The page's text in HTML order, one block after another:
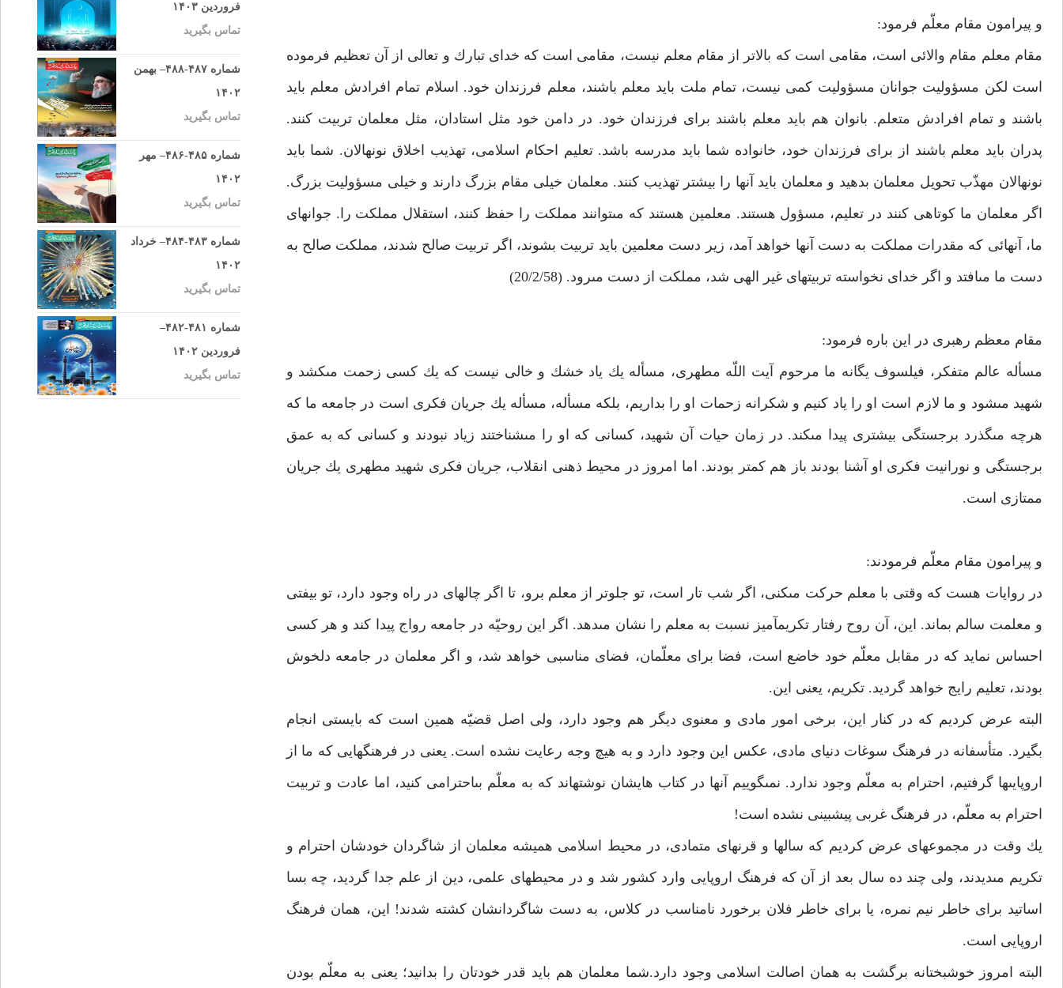
و پيرامون مقام معلّم فرمود:
مقام معلم مقام والائى است، مقامى است كه بالاتر از مقام معلم نيست، مقامى است كه خداى تبارك و تعالى از آن تعظيم فرموده
است لكن مسؤوليت جوانان مسؤوليت كمى نيست، تمام ملت بايد معلم باشند، معلم فرزندان خود. اسلام تمام افرادش معلم بايد
باشند و تمام افرادش متعلم. بانوان هم بايد معلم باشند براى فرزندان خود. در دامن خود مثل استادان، مثل معلمان تربيت كنند.
پدران بايد معلم باشند از براى فرزندان خود، خانواده شما بايد مدرسه باشد. تعليم احكام اسلامى، تهذيب اخلاق نونهالان. شما بايد
نونهالان مهذّب تحويل معلمان بدهيد و معلمان بايد آنها را بيشتر تهذيب كنند. معلمان خيلى مقام بزرگ دارند و خيلى مسؤوليت بزرگ.
اگر معلمان ما كوتاهى كنند در تعليم، مسؤول هستند. معلمين هستند كه مى‏توانند مملكت را حفظ كنند، استقلال مملكت را. جوان‏هاى
ما، آنهائى كه مقدرات مملكت به دست آنها خواهد آمد، زير دست معلمين بايد تربيت بشوند، اگر تربيت صالح شدند، مملكت صالح به
دست ما مى‏افتد و اگر خداى نخواسته تربيت‏هاى غير الهى شد، مملكت از دست مى‏رود. (20/2/58)
مقام معظم رهبرى در اين باره فرمود:
مسأله عالم متفكر، فيلسوف يگانه ما مرحوم آيت اللّه مطهرى، مسأله يك ياد خشك و خالى نيست كه يك كسى زحمت مى‏كشد و
شهيد مى‏شود و ما لازم است او را ياد كنيم و شكرانه زحمات او را بداريم، بلكه مسأله، مسأله يك جريان فكرى است در جامعه ما كه
هرچه مى‏گذرد برجستگى بيشترى پيدا مى‏كند. در زمان حيات آن شهيد، كسانى كه او را مى‏شناختند زياد نبودند و كسانى كه به عمق
برجستگى و نورانيت فكرى او آشنا بودند باز هم كم‏تر بودند. اما امروز در محيط ذهنى انقلاب، جريان فكرى شهيد مطهرى يك جريان
ممتازى است.
و پيرامون مقام معلّم فرمودند:
در روايات هست كه وقتى با معلم حركت مى‏كنى، اگر شب تار است، تو جلوتر از معلم برو، تا اگر چاله‏اى در راه وجود دارد، تو بيفتى
و معلمت سالم بماند. اين، آن روح رفتار تكريم‏آميز نسبت به معلم را نشان مى‏دهد. اگر اين روحيّه در جامعه رواج پيدا كند و هر كسى
احساس نمايد كه در مقابل معلّم خود خاضع است، فضا براى معلّمان، فضاى مناسبى خواهد شد، و اگر معلمان در جامعه دلخوش
بودند، تعليم رايج خواهد گرديد. تكريم، يعنى اين.
البته عرض كرديم كه در كنار اين، برخى امور مادى و معنوى ديگر هم وجود دارد، ولى اصل قضيّه همين است كه بايستى انجام
بگيرد. متأسفانه در فرهنگ سوغات دنياى مادى، عكس اين وجود دارد و به هيچ وجه رعايت نشده است. يعنى در فرهنگ‏هايى كه ما از
اروپايى‏ها گرفتيم، احترام به معلّم وجود ندارد. نمى‏گوييم آنها در كتاب هايشان نوشته‏اند كه به معلّم بى‏احترامى كنيد، اما عادت و تربيت
احترام به معلّم، در فرهنگ غربى پيش‏بينى نشده است!
يك وقت در مجموعه‏اى عرض كرديم كه سال‏ها و قرن‏هاى متمادى، در محيط اسلامى هميشه معلمان از شاگردان خودشان احترام و
تكريم مى‏ديدند، ولى چند ده سال بعد از آن كه فرهنگ اروپايى وارد كشور شد و در محيطهاى علمى، دين از علم جدا گرديد، چه بسا
اساتيد براى خاطر نيم نمره، يا براى خاطر فلان برخورد نامناسب در كلاس، به دست شاگردانشان كشته شدند! اين، همان فرهنگ
اروپايى است.
البته امروز خوشبختانه برگشت به همان اصالت اسلامى وجود دارد.شما معلمان هم بايد قدر خودتان را بدانيد؛ يعنى به معلّم بودن
فروردین ۱۴۰۳
تماس بگیرید
شماره ۴۸۷-۴۸۸– بهمن
۱۴۰۲
تماس بگیرید
شماره ۴۸۵-۴۸۶– مهر
۱۴۰۲
تماس بگیرید
شماره ۴۸۳-۴۸۴– خرداد
۱۴۰۲
تماس بگیرید
شماره ۴۸۱-۴۸۲–
فروردین ۱۴۰۲
تماس بگیرید